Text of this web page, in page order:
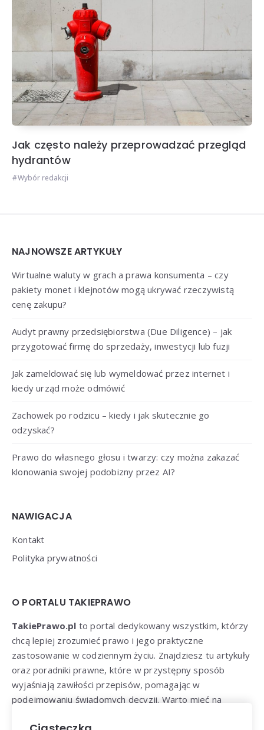
Jak często należy przeprowadzać przegląd
hydrantów
Wybór redakcji
Widgets
NAJNOWSZE ARTYKUŁY
Wirtualne waluty w grach a prawa konsumenta – czy
pakiety monet i klejnotów mogą ukrywać rzeczywistą
cenę zakupu?
Audyt prawny przedsiębiorstwa (Due Diligence) – jak
przygotować firmę do sprzedaży, inwestycji lub fuzji
Jak zameldować się lub wymeldować przez internet i
kiedy urząd może odmówić
Zachowek po rodzicu – kiedy i jak skutecznie go
odzyskać?
Prawo do własnego głosu i twarzy: czy można zakazać
klonowania swojej podobizny przez AI?
NAWIGACJA
Kontakt
Polityka prywatności
O PORTALU TAKIEPRAWO
TakiePrawo.pl to portal dedykowany wszystkim, którzy
chcą lepiej zrozumieć prawo i jego praktyczne
zastosowanie w codziennym życiu. Znajdziesz tu artykuły
oraz poradniki prawne, które w przystępny sposób
wyjaśniają zawiłości przepisów, pomagając w
podejmowaniu świadomych decyzji. Warto mieć na